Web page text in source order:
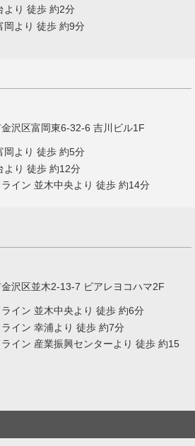
より 徒歩 約2分
岡より 徒歩 約9分
沢区富岡東6-32-6 吉川ビル1F
岡より 徒歩 約5分
より 徒歩 約12分
イン 並木中央より 徒歩 約14分
沢区並木2-13-7 ビアレヨコハマ2F
イン 並木中央より 徒歩 約6分
イン 幸浦より 徒歩 約7分
イン 産業振興センターより 徒歩 約15